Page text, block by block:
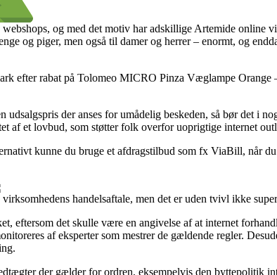
og med det motiv har adskillige Artemide online
og piger, men også til damer og herrer – enormt, og
efter rabat på Tolomeo MICRO Pinza Væglampe Orange
der anses for umådelig beskeden, så bør det i
af et lovbud, som støtter folk overfor uoprigtige internet
kunne du bruge et afdragstilbud som fx ViaBill, når
handelsaftale, men det er uden tvivl ikke
eftersom det skulle være en angivelse af at internet
af eksperter som mestrer de gældende regler.
der gælder for ordren, eksempelvis den byttepolitik